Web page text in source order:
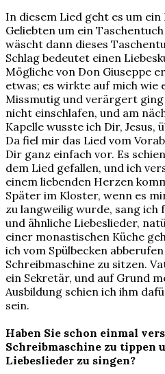
In diesem Lied geht es um
Geliebten um ein
wäscht dann dieses
Schlag bedeutet einen
Mögliche von Don Giuseppe
etwas; es wirkte auf mich wie
Missmutig und verärgert
nicht einschlafen, und am
Kapelle wusste ich Dir, Jesus,
Da fiel mir das Lied vom
Dir ganz einfach vor. Es
dem Lied gefallen, und ich
einem liebenden Herzen
Später im Kloster, wenn es
zu langweilig wurde, sang ich
und ähnliche Liebeslieder,
einer monastischen Küche
ich vom Spülbecken
Schreibmaschine zu sitzen.
ein Sekretär, und auf Grund
Ausbildung schien ich ihm
sein.
Haben Sie schon einmal
Schreibmaschine zu tippen
Liebeslieder zu singen?